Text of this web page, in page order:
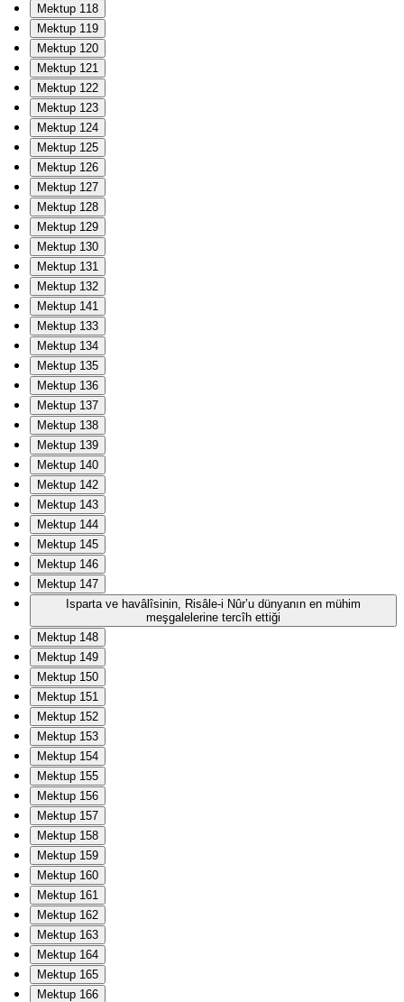
Mektup 118
Mektup 119
Mektup 120
Mektup 121
Mektup 122
Mektup 123
Mektup 124
Mektup 125
Mektup 126
Mektup 127
Mektup 128
Mektup 129
Mektup 130
Mektup 131
Mektup 132
Mektup 141
Mektup 133
Mektup 134
Mektup 135
Mektup 136
Mektup 137
Mektup 138
Mektup 139
Mektup 140
Mektup 142
Mektup 143
Mektup 144
Mektup 145
Mektup 146
Mektup 147
Isparta ve havâlîsinin, Risâle-i Nûr’u dünyanın en mühim
meşgalelerine tercîh ettiği
Mektup 148
Mektup 149
Mektup 150
Mektup 151
Mektup 152
Mektup 153
Mektup 154
Mektup 155
Mektup 156
Mektup 157
Mektup 158
Mektup 159
Mektup 160
Mektup 161
Mektup 162
Mektup 163
Mektup 164
Mektup 165
Mektup 166